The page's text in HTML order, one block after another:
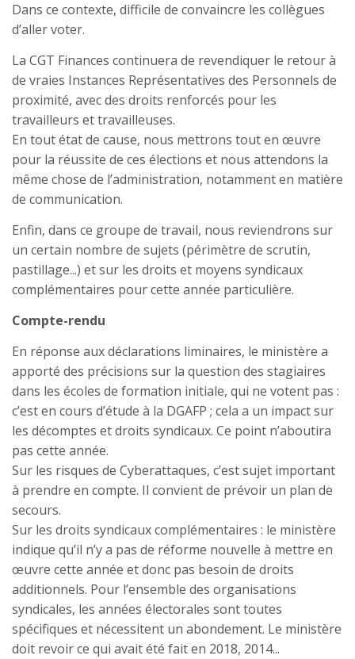
Dans ce contexte, difficile de convaincre les collègues
d’aller voter.
La CGT Finances continuera de revendiquer le retour à
de vraies Instances Représentatives des Personnels de
proximité, avec des droits renforcés pour les
travailleurs et travailleuses.
En tout état de cause, nous mettrons tout en œuvre
pour la réussite de ces élections et nous attendons la
même chose de l’administration, notamment en matière
de communication.
Enfin, dans ce groupe de travail, nous reviendrons sur
un certain nombre de sujets (périmètre de scrutin,
pastillage...) et sur les droits et moyens syndicaux
complémentaires pour cette année particulière.
Compte-rendu
En réponse aux déclarations liminaires, le ministère a
apporté des précisions sur la question des stagiaires
dans les écoles de formation initiale, qui ne votent pas :
c’est en cours d’étude à la DGAFP ; cela a un impact sur
les décomptes et droits syndicaux. Ce point n’aboutira
pas cette année.
Sur les risques de Cyberattaques, c’est sujet important
à prendre en compte. Il convient de prévoir un plan de
secours.
Sur les droits syndicaux complémentaires : le ministère
indique qu’il n’y a pas de réforme nouvelle à mettre en
œuvre cette année et donc pas besoin de droits
additionnels. Pour l’ensemble des organisations
syndicales, les années électorales sont toutes
spécifiques et nécessitent un abondement. Le ministère
doit revoir ce qui avait été fait en 2018, 2014...